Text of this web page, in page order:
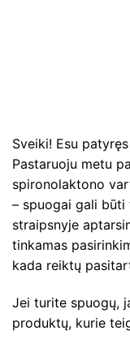
Sveiki! Esu
Pastaruoju metu
spironolaktono
– spuogai gali
straipsnyje
tinkamas
kada reiktų
Jei turite spuogų,
produktų, kurie